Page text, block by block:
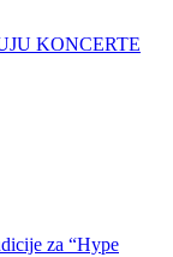
KONCERTE
za “Hype